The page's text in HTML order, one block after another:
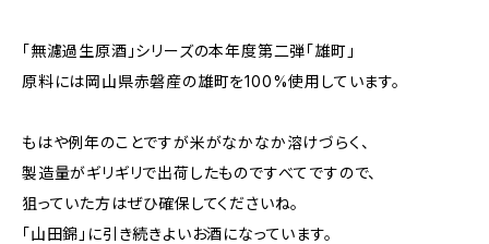
「無濾過生原酒」シリーズの本年度第二弾「雄町」
原料には岡山県赤磐産の雄町を100%使用しています。
もはや例年のことですが米がなかなか溶けづらく、
製造量がギリギリで出荷したものですべてですので、
狙っていた方はぜひ確保してくださいね。
「山田錦」に引き続きよいお酒になっています。